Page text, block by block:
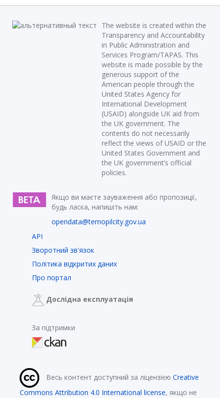
The website is created within the
Transparency and Accountability
in Public Administration and
Services Program/TAPAS. This
website is made possible by the
generous support of the
American people through the
United States Agency for
International Development
(USAID) alongside UK aid from
the UK government. The
contents do not necessarily
reflect the views of USAID or the
United States Government and
the UK government’s official
policies.
Якщо ви маєте зауваження або пропозиції,
будь ласка, напишіть нам:
opendata@ternopilcity.gov.ua
API
Зворотний зв'язок
Політика відкритих даних
Про портал
Дослідна експлуатація
За підтримки
Весь контент доступний за ліцензією Creative
Commons Attribution 4.0 International license, якщо не